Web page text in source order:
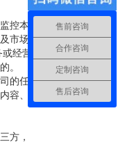
控本
市场
经营
。
的任
容、
方，
售前咨询
合作咨询
定制咨询
售后咨询